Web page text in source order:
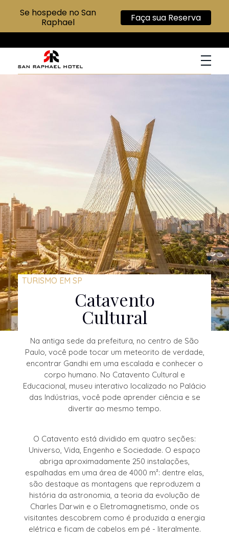
San Raphael Hotel
Hotel no Centro de SP
TURISMO EM SP
Catavento
Cultural
Na antiga sede da prefeitura, no centro de São
Paulo, você pode tocar um meteorito de verdade,
encontrar Gandhi em uma escalada e conhecer o
corpo humano. No Catavento Cultural e
Educacional, museu interativo localizado no Palácio
das Indústrias, você pode aprender ciência e se
divertir ao mesmo tempo.
O Catavento está dividido em quatro seções:
Universo, Vida, Engenho e Sociedade. O espaço
abriga aproximadamente 250 instalações,
espalhadas em uma área de 4000 m²: dentre elas,
são destaque as montagens que reproduzem a
história da astronomia, a teoria da evolução de
Charles Darwin e o Eletromagnetismo, onde os
visitantes descobrem como é produzida a energia
elétrica e ficam de cabelos em pé - literalmente.
Se hospede no San
Raphael
Faça sua Reserva